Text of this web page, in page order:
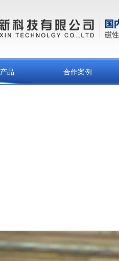
品 合作案例